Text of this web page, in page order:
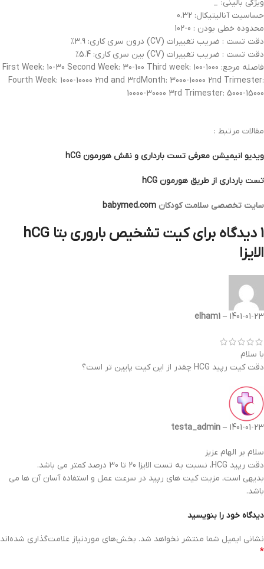
ویژگی بالینی: _
حساسیت آنالیتیکال: 0.32
محدوده خطی بودن : 0-102
دقت تست : ضریب تغییرات (CV) درون سری کاری: 3.9%
دقت تست : ضریب تغییرات (CV) بین سری کاری: 5.4%
فاصله مرجع: First Week: 10-30 Second Week: 30-100 Third week: 100-1000
Fourth Week: 1000-10000 2nd and 3rdMonth: 3000-10000 2nd Trimester:
10000-30000 3rd Trimester: 5000-15000
مقالات مرتبط :
ویدیو انیمیشن معرفی تست بارداری و نقش هورمون hCG
تست بارداری از طریق هورمون hCG
سایت تخصصی سلامت کودکان babymed.com
1 دیدگاه برای
کیت تشخیص باروری بتا hCG
الایزا
elham1 – 1401-01-23
با سلام
دقت کیت رپید HCG چقدر از این کیت پایین تر است؟
testa_admin – 1401-01-23
سلام بر الهام عزیز
دقت رپید HCG، نسبت به تست الایزا 20 تا 30 درصد کمتر می باشد.
بدیهی است، مزیت کیت های رپید در سرعت عمل و استفاده آسان آن ها می
باشد.
دیدگاه خود را بنویسید
نشانی ایمیل شما منتشر نخواهد شد. بخش‌های موردنیاز علامت‌گذاری شده‌اند
*